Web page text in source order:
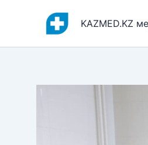
содержимому
KAZMED.KZ